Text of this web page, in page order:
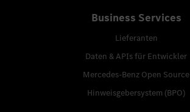
Business Services
Lieferanten
Daten & APIs für Entwickler
Mercedes-Benz Open Source
Hinweisgebersystem (BPO)